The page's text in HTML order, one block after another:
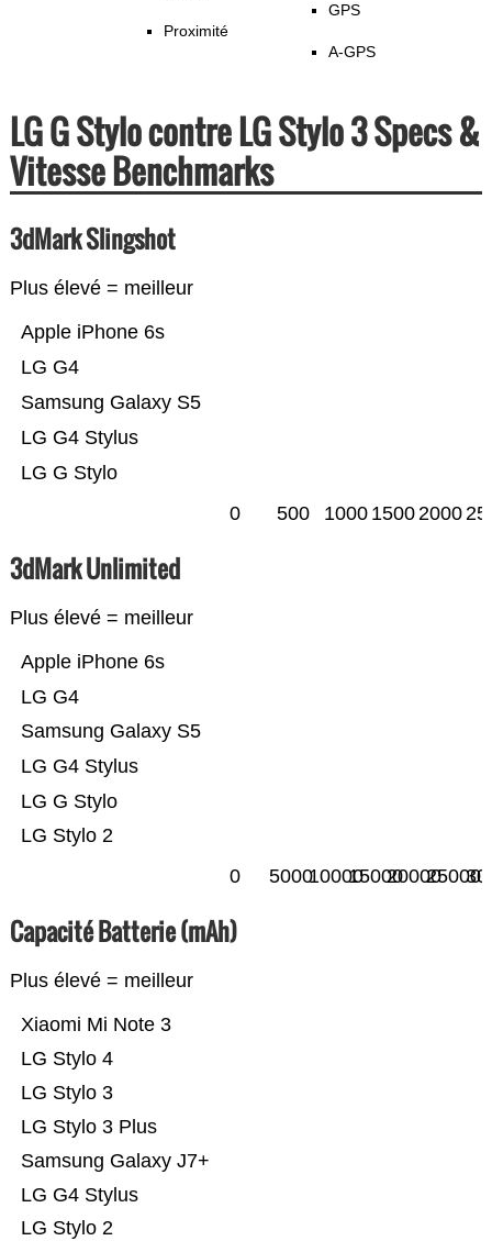
Proximité
GPS
A-GPS
LG G Stylo contre LG Stylo 3 Specs &
Vitesse Benchmarks
3dMark Slingshot
Plus élevé = meilleur
LG G Stylo
LG G4 Stylus
Samsung Galaxy S5
LG G4
Apple iPhone 6s
0 500 1000 15002000
3dMark Unlimited
Plus élevé = meilleur
LG Stylo 2
LG G Stylo
LG G4 Stylus
Samsung Galaxy S5
LG G4
Apple iPhone 6s
0 500010000150002000025000
Capacité Batterie (mAh)
Plus élevé = meilleur
LG Stylo 2
LG G4 Stylus
Samsung Galaxy J7+
LG Stylo 3 Plus
LG Stylo 3
LG Stylo 4
Xiaomi Mi Note 3